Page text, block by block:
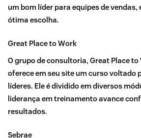
um bom líder para equipes de vendas,
ótima escolha.
Great Place to Work
O grupo de consultoria, Great Place
oferece em seu site um curso voltado
líderes. Ele é dividido em diversos
liderança em treinamento avance
resultados.
Sebrae